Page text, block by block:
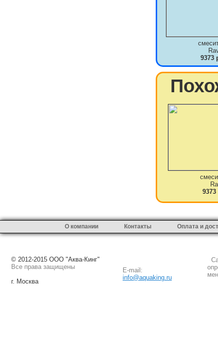
9373
9373
О компании Контакты Оплата и
© 2012-2015 ООО "Аква-Кинг"
Все права защищены
г. Москва
E-mail:
info@aquaking.ru